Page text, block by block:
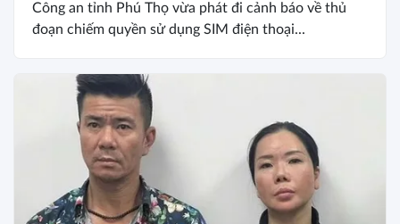
Công an tỉnh Phú Thọ vừa phát đi cảnh báo về thủ
đoạn chiếm quyền sử dụng SIM điện thoại...